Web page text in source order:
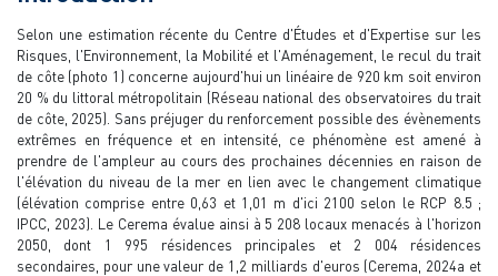
Selon une estimation récente du Centre d'Études et d'Expertise sur les
Risques, l'Environnement, la Mobilité et l'Aménagement, le recul du trait
de côte (photo 1) concerne aujourd'hui un linéaire de 920 km soit environ
20 % du littoral métropolitain (Réseau national des observatoires du trait
de côte, 2025). Sans préjuger du renforcement possible des évènements
extrêmes en fréquence et en intensité, ce phénomène est amené à
prendre de l'ampleur au cours des prochaines décennies en raison de
l'élévation du niveau de la mer en lien avec le changement climatique
(élévation comprise entre 0,63 et 1,01 m d'ici 2100 selon le RCP 8.5 ;
IPCC, 2023). Le Cerema évalue ainsi à 5 208 locaux menacés à l'horizon
2050, dont 1 995 résidences principales et 2 004 résidences
secondaires, pour une valeur de 1,2 milliards d'euros (Cerema, 2024a et